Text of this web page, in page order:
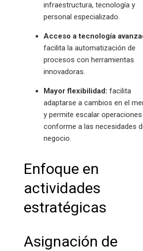
infraestructura, tecnología y
personal especializado.
Acceso a tecnología
facilita la automatización de
procesos con herramientas
innovadoras.
Mayor flexibilidad: facilita
adaptarse a cambios en el
y permite escalar operaciones
conforme a las necesidades
negocio.
Enfoque en
actividades
estratégicas
Asignación de